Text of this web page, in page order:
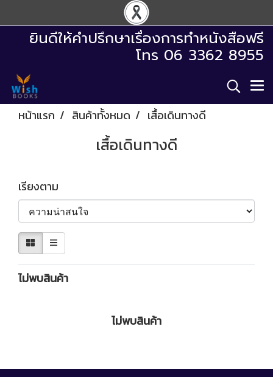
ยินดีให้คำปรึกษาเรื่องการทำหนังสือฟรี
โทร 06 3362 8955
หน้าแรก สินค้าทั้งหมด เสื้อเดินทางดี
เสื้อเดินทางดี
เรียงตาม
ไม่พบสินค้า
ไม่พบสินค้า